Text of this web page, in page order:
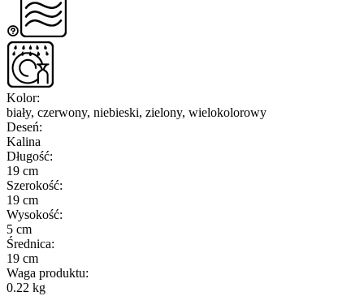
Kolor:
biały, czerwony, niebieski, zielony, wielokolorowy
Deseń:
Kalina
Długość:
19 cm
Szerokość:
19 cm
Wysokość:
5 cm
Średnica:
19 cm
Waga produktu:
0.22 kg